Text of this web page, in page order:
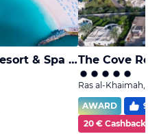
DoubleTree by Hilton Resort & Spa Marjan IslandThe Cove
Ras al-Khaimah,
AWARD
94
20 € Cashback